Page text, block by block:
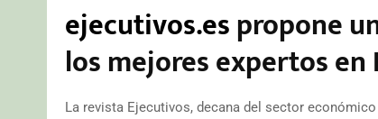
ejecutivos.espropone
los mejores expertos en
La revista Ejecutivos, decana del sector